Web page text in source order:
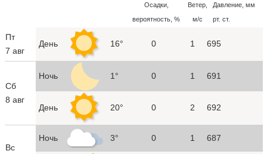
Осадки,
вероятность, %
Ветер,
м/с
Давление, мм
рт. ст.
Пт
7 авг
День 16° 0 1 695
Сб
8 авг
Ночь 1° 0 1 691
День 20° 0 2 692
Вс
Ночь 3° 0 1 687